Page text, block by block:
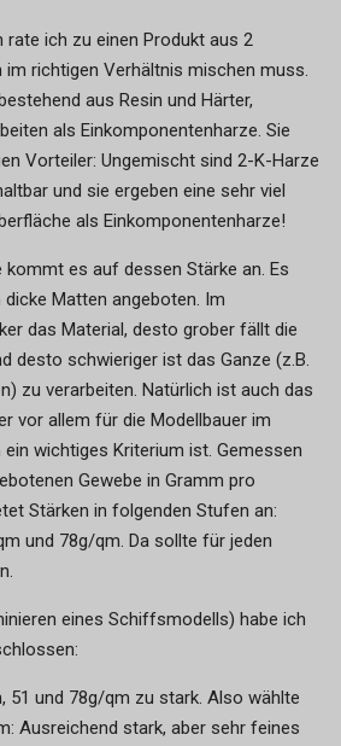
rate ich zu einen Produkt aus 2
im richtigen Verhältnis mischen muss.
aus Resin und Härter,
als Einkomponentenharze. Sie
Vorteiler: Ungemischt sind 2-K-Harze
und sie ergeben eine sehr viel
als Einkomponentenharze!
es auf dessen Stärke an. Es
Matten angeboten. Im
das Material, desto grober fällt die
desto schwieriger ist das Ganze (z.B.
zu verarbeiten. Natürlich ist auch das
vor allem für die Modellbauer im
wichtiges Kriterium ist. Gemessen
Gewebe in Gramm pro
Stärken in folgenden Stufen an:
und 78g/qm. Da sollte für jeden
eines Schiffsmodells) habe ich
51 und 78g/qm zu stark. Also wählte
Ausreichend stark, aber sehr feines